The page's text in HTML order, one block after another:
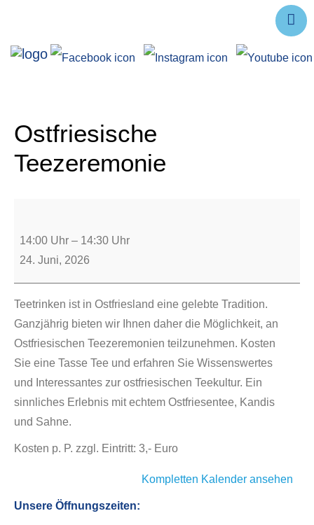
Forschung
Service
Ostfriesische
Teezeremonie
14:00 Uhr – 14:30 Uhr
24. Juni, 2026
Teetrinken ist in Ostfriesland eine gelebte Tradition.
Ganzjährig bieten wir Ihnen daher die Möglichkeit, an
Ostfriesischen Teezeremonien teilzunehmen. Kosten
Sie eine Tasse Tee und erfahren Sie Wissenswertes
und Interessantes zur ostfriesischen Teekultur. Ein
sinnliches Erlebnis mit echtem Ostfriesentee, Kandis
und Sahne.
Kosten p. P. zzgl. Eintritt: 3,- Euro
Kompletten Kalender ansehen
Unsere Öffnungszeiten: